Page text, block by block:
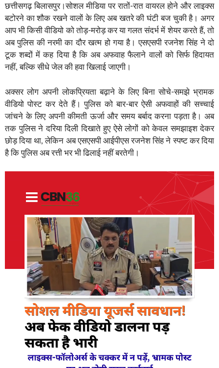
छत्तीसगढ़ बिलासपुर।सोशल मीडिया पर रातों-रात वायरल होने और लाइक्स
बटोरने का शौक रखने वालों के लिए अब खतरे की घंटी बज चुकी है। अगर
आप भी किसी वीडियो को तोड़-मरोड़ कर या गलत संदर्भ में शेयर करते हैं, तो
अब पुलिस की नरमी का दौर खत्म हो गया है। एसएसपी रजनेश सिंह ने दो
टूक शब्दों में कह दिया है कि अब अफवाह फैलाने वालों को सिर्फ हिदायत
नहीं, बल्कि सीधे जेल की हवा खिलाई जाएगी।
अक्सर लोग अपनी लोकप्रियता बढ़ाने के लिए बिना सोचे-समझे भ्रामक
वीडियो पोस्ट कर देते हैं। पुलिस को बार-बार ऐसी अफवाहों की सच्चाई
जांचने के लिए अपनी कीमती ऊर्जा और समय बर्बाद करना पड़ता है। अब
तक पुलिस ने दरिया दिली दिखाते हुए ऐसे लोगों को केवल समझाइश देकर
छोड़ दिया था, लेकिन अब एसएसपी आईपीएस रजनेश सिंह ने स्पष्ट कर दिया
है कि पुलिस अब रत्ती भर भी ढिलाई नहीं बरतेगी।